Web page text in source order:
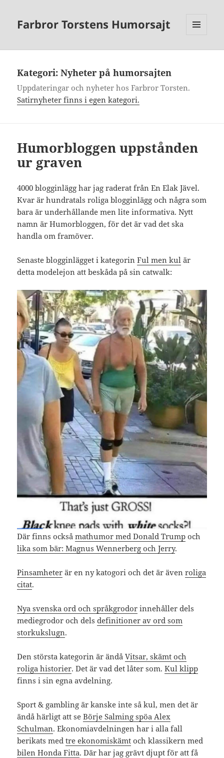
Farbror Torstens Humorsajt
Kategori:Nyheter på humorsajten
Uppdateringar och nyheter hos Farbror Torsten.
Satirnyheter finns i egen kategori.
Humorbloggen uppstånden
ur graven
4000 blogginlägg har jag raderat från En Elak Jävel.
Kvar är hundratals roliga blogginlägg och några som
bara är underhållande men lite informativa. Nytt
namn är Humorbloggen, för det är vad det ska
handla om framöver.
Senaste blogginlägget i kategorinFul men kul är
detta modelejon att beskåda på sin catwalk:
Där finns ocksåmathumor med Donald Trump och
lika som bär: Magnus Wennerberg och Jerry.
Pinsamheter är en ny katogori och det är ävenroliga
citat.
Nya svenska ord och språkgrodor innehåller dels
mediegrodor och delsdefinitioner av ord som
storkukslugn.
Den största kategorin är ändåVitsar, skämt och
roliga historier. Det är vad det låter som.Kul klipp
finns i sin egna avdelning.
Sport & gambling är kanske inte så kul, men det är
ändå härligt att seBörje Salming spöa Alex
Schulman. Ekonomiavdelningen har i alla fall
berikats medtre ekonomiskämt och klassikern med
bilen Honda Fitta. Där har jag grävt djupt för att få